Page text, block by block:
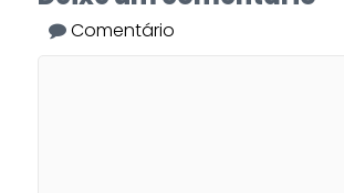
Comentário